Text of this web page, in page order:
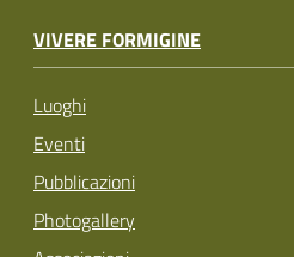
VIVERE FORMIGINE
Luoghi
Eventi
Pubblicazioni
Photogallery